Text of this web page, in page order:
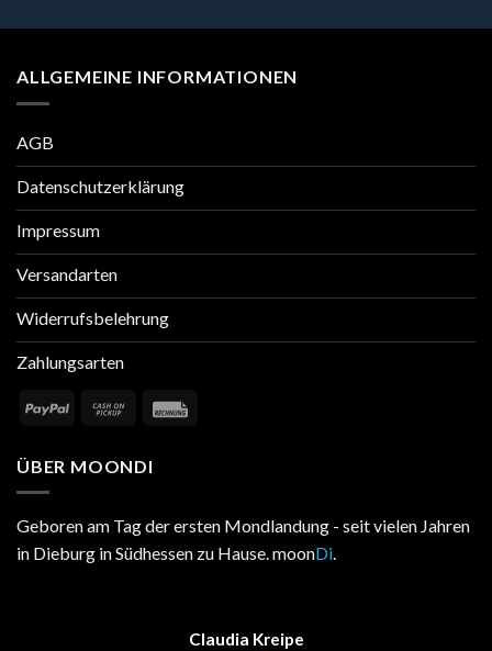
ALLGEMEINE INFORMATIONEN
AGB
Datenschutzerklärung
Impressum
Versandarten
Widerrufsbelehrung
Zahlungsarten
ÜBER MOONDI
Geboren am Tag der ersten Mondlandung - seit vielen Jahren
in Dieburg in Südhessen zu Hause. moonDi.
Claudia Kreipe